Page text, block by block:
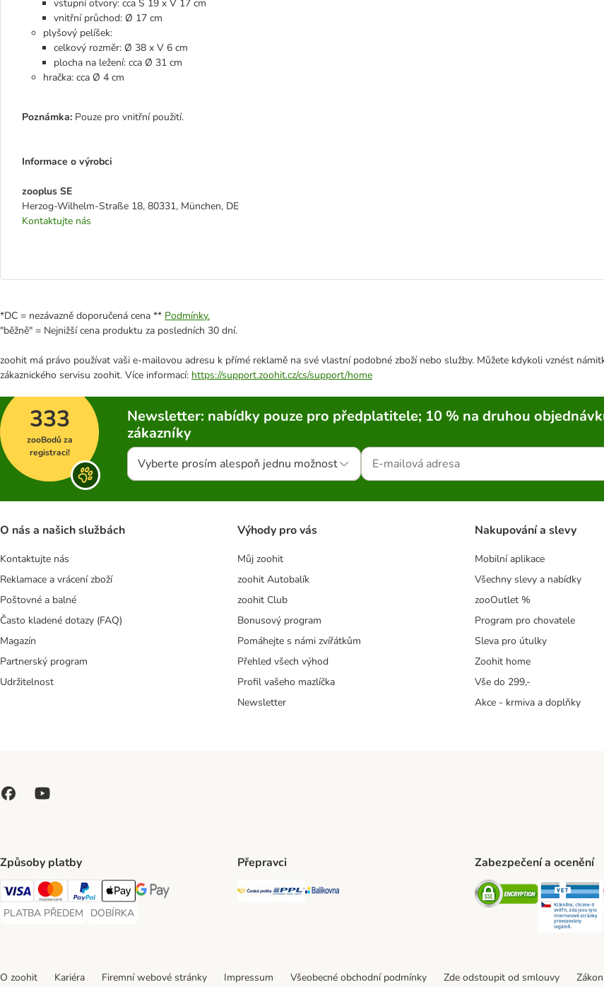
vstupní otvory: cca Š 19 x V 17 cm
vnitřní průchod: Ø 17 cm
plyšový pelíšek:
celkový rozměr: Ø 38 x V 6 cm
plocha na ležení: cca Ø 31 cm
hračka: cca Ø 4 cm
Poznámka: Pouze pro vnitřní použití.
Informace o výrobci
zooplus SE
Herzog-Wilhelm-Straße 18, 80331, München, DE
Kontaktujte nás
*DC = nezávazně doporučená cena ** Podmínky.
"běžně" = Nejnižší cena produktu za posledních 30 dní.
zoohit má právo používat vaši e-mailovou adresu k přímé reklamě na své vlastní podobné zboží nebo služby. Můžete kdykoli vznést
zákaznického servisu zoohit. Více informací: https://support.zoohit.cz/cs/support/home
333
zooBodů za
registraci!
Newsletter: nabídky pouze pro předplatitele; 10 % na druhou
zákazníky
Vyberte prosím alespoň jednu možnost
O nás a našich službách
Kontaktujte nás
Reklamace a vrácení zboží
Poštovné a balné
Často kladené dotazy (FAQ)
Magazín
Partnerský program
Udržitelnost
Výhody pro vás
Můj zoohit
zoohit Autobalík
zoohit Club
Bonusový program
Pomáhejte s námi zvířátkům
Přehled všech výhod
Profil vašeho mazlíčka
Newsletter
Nakupování a slevy
Mobilní aplikace
Všechny slevy a nabídky
zooOutlet %
Program pro chovatele
Sleva pro útulky
Zoohit home
Vše do 299,-
Akce - krmiva a doplňky
Způsoby platby
Visa Payment Method
Mastercard Payment Method
PayPal Payment Method
Apple pay Payment Method
GooglePay Payment Method
PLATBA PŘEDEM
PLATBA PŘEDEM Payment Method
DOBÍRKA
DOBÍRKA Payment Method
Přepravci
Česká pošta Shipping Method
PPL Shipping Method
Balíkovna Shipping Method
Zabezpečení a ocenění
Security
O zoohit Kariéra Firemní webové stránky Impressum Všeobecné obchodní podmínky Zde odstoupit od smlouvy